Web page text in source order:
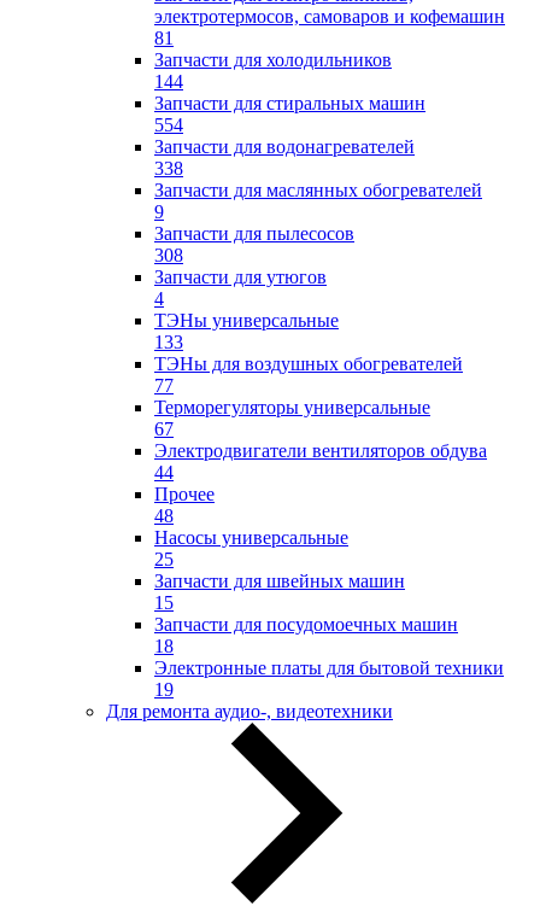
электротермосов, самоваров и кофемашин
81
Запчасти для холодильников
144
Запчасти для стиральных машин
554
Запчасти для водонагревателей
338
Запчасти для маслянных обогревателей
9
Запчасти для пылесосов
308
Запчасти для утюгов
4
ТЭНы универсальные
133
ТЭНы для воздушных обогревателей
77
Терморегуляторы универсальные
67
Электродвигатели вентиляторов обдува
44
Прочее
48
Насосы универсальные
25
Запчасти для швейных машин
15
Запчасти для посудомоечных машин
18
Электронные платы для бытовой техники
19
Для ремонта аудио-, видеотехники